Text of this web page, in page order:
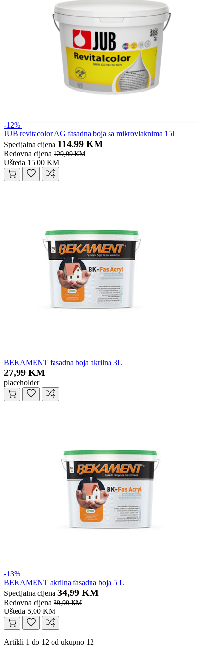
-12%
JUB revitacolor AG fasadna boja sa mikrovlaknima 15l
Specijalna cijena 114,99 KM
Redovna cijena 129,99 KM
Ušteda 15,00 KM
BEKAMENT fasadna boja akrilna 3L
27,99 KM
placeholder
-13%
BEKAMENT akrilna fasadna boja 5 L
Specijalna cijena 34,99 KM
Redovna cijena 39,99 KM
Ušteda 5,00 KM
Artikli 1 do 12 od ukupno 12